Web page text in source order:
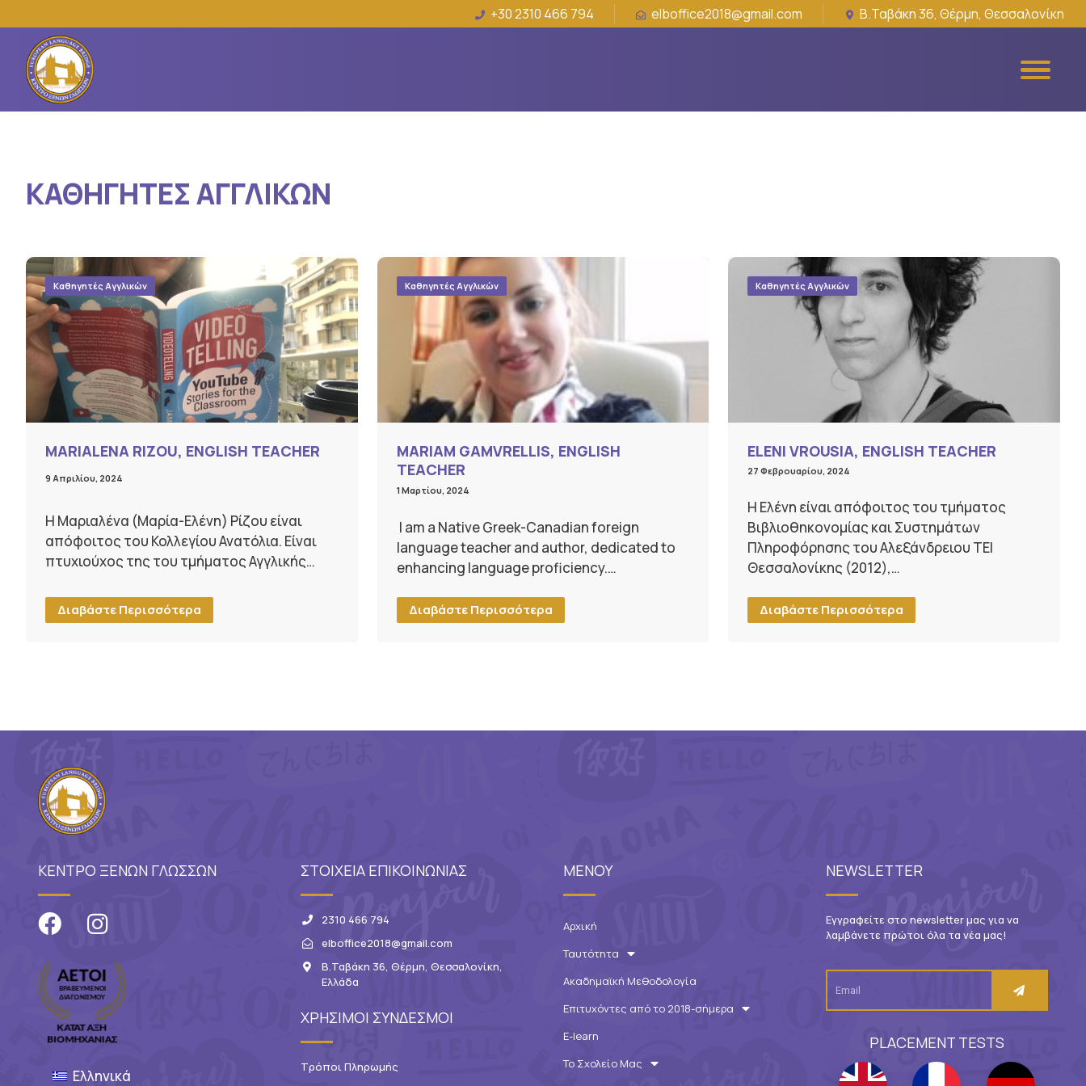
+30 2310 466 794 elboffice2018@gmail.com Β.Ταβάκη 36, Θέρμη, Θεσσαλονίκη
ΚΑΘΗΓΗΤΕΣ ΑΓΓΛΙΚΩΝ
Καθηγητές Αγγλικών
MARIALENA RIZOU, ENGLISH TEACHER
9 Απριλίου, 2024
Η Μαριαλένα (Μαρία-Ελένη) Ρίζου είναι
απόφοιτος του Κολλεγίου Ανατόλια. Είναι
πτυχιούχος της του τμήματος Αγγλικής…
Διαβάστε Περισσότερα
Καθηγητές Αγγλικών
MARIAM GAMVRELLIS, ENGLISH
TEACHER
1 Μαρτίου, 2024
I am a Native Greek-Canadian foreign
language teacher and author, dedicated to
enhancing language proficiency.…
Διαβάστε Περισσότερα
Καθηγητές Αγγλικών
ELENI VROUSIA, ENGLISH TEACHER
27 Φεβρουαρίου, 2024
Η Ελένη είναι απόφοιτος του τμήματος
Βιβλιοθηκονομίας και Συστημάτων
Πληροφόρησης του Αλεξάνδρειου ΤΕΙ
Θεσσαλονίκης (2012),…
Διαβάστε Περισσότερα
ΚΕΝΤΡΟ ΞΕΝΩΝ ΓΛΩΣΣΩΝ
Ελληνικά
ΣΤΟΙΧΕΙΑ ΕΠΙΚΟΙΝΩΝΙΑΣ
2310 466 794
elboffice2018@gmail.com
Β.Ταβάκη 36, Θέρμη, Θεσσαλονίκη,
Ελλάδα
ΧΡΗΣΙΜΟΙ ΣΥΝΔΕΣΜΟΙ
Τρόποι Πληρωμής
ΜΕΝΟΥ
Αρχική
Ταυτότητα
Ακαδημαϊκή Μεθοδολογία
Επιτυχόντες από το 2018-σήμερα
E-learn
Το Σχολείο Μας
NEWSLETTER
Εγγραφείτε στο newsletter μας για να
λαμβάνετε πρώτοι όλα τα νέα μας!
PLACEMENT TESTS